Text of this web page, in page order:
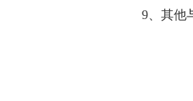
9、其他